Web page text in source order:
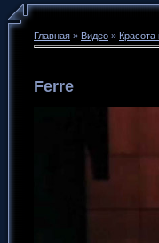
Главная » Видео » Красота
Ferre